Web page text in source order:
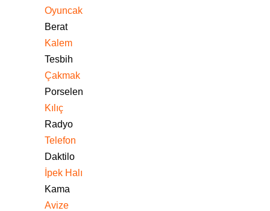
Oyuncak
Berat
Kalem
Tesbih
Çakmak
Porselen
Kılıç
Radyo
Telefon
Daktilo
İpek Halı
Kama
Avize